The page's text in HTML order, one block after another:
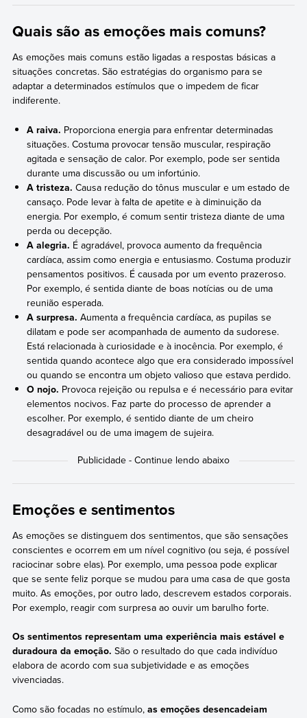
Quais são as emoções mais comuns?
As emoções mais comuns estão ligadas a respostas básicas a
situações concretas. São estratégias do organismo para se
adaptar a determinados estímulos que o impedem de ficar
indiferente.
A raiva. Proporciona energia para enfrentar determinadas
situações. Costuma provocar tensão muscular, respiração
agitada e sensação de calor. Por exemplo, pode ser sentida
durante uma discussão ou um infortúnio.
A tristeza. Causa redução do tônus muscular e um estado de
cansaço. Pode levar à falta de apetite e à diminuição da
energia. Por exemplo, é comum sentir tristeza diante de uma
perda ou decepção.
A alegria. É agradável, provoca aumento da frequência
cardíaca, assim como energia e entusiasmo. Costuma produzir
pensamentos positivos. É causada por um evento prazeroso.
Por exemplo, é sentida diante de boas notícias ou de uma
reunião esperada.
A surpresa. Aumenta a frequência cardíaca, as pupilas se
dilatam e pode ser acompanhada de aumento da sudorese.
Está relacionada à curiosidade e à inocência. Por exemplo, é
sentida quando acontece algo que era considerado impossível
ou quando se encontra um objeto valioso que estava perdido.
O nojo. Provoca rejeição ou repulsa e é necessário para evitar
elementos nocivos. Faz parte do processo de aprender a
escolher. Por exemplo, é sentido diante de um cheiro
desagradável ou de uma imagem de sujeira.
Emoções e sentimentos
As emoções se distinguem dos sentimentos, que são sensações
conscientes e ocorrem em um nível cognitivo (ou seja, é possível
raciocinar sobre elas). Por exemplo, uma pessoa pode explicar
que se sente feliz porque se mudou para uma casa de que gosta
muito. As emoções, por outro lado, descrevem estados corporais.
Por exemplo, reagir com surpresa ao ouvir um barulho forte.
Os sentimentos representam uma experiência mais estável e
duradoura da emoção. São o resultado do que cada indivíduo
elabora de acordo com sua subjetividade e as emoções
vivenciadas.
Como são focadas no estímulo,as emoções desencadeiam